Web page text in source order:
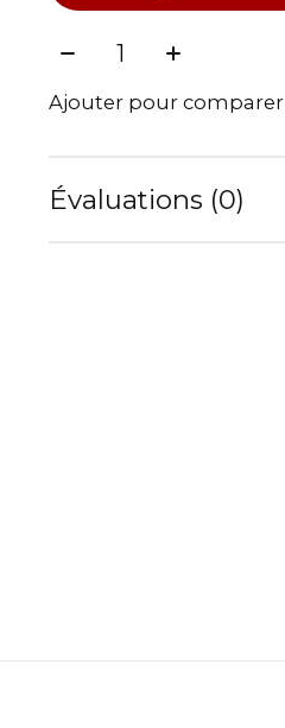
Quantité:
Ajouter pour comparer
Évaluations (0)